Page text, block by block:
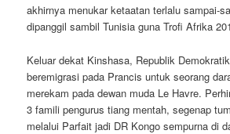
akhirnya menukar ketaatan terlalu sampai-
dipanggil sambil Tunisia guna Trofi Afrika
Keluar dekat Kinshasa, Republik
beremigrasi pada Prancis untuk seorang
merekam pada dewan muda Le Havre.
3 famili pengurus tiang mentah, segenap
melalui Parfait jadi DR Kongo sempurna di